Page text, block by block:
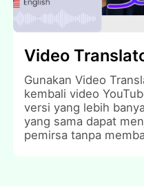
Video
Gunakan Video
kembali video
versi yang lebih
yang sama dapat
pemirsa tanpa